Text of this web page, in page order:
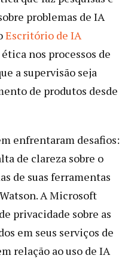
problemas de IA
Escritório de IA
nos processos de
a supervisão seja
de produtos desde
enfrentaram desafios:
de clareza sobre o
de suas ferramentas
A Microsoft
privacidade sobre as
em seus serviços de
relação ao uso de IA